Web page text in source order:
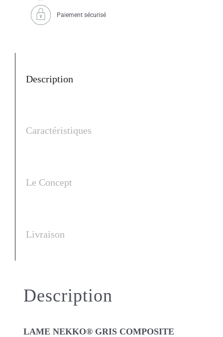
Paiement sécurisé
Description
Caractéristiques
Le Concept
Livraison
Description
LAME NEKKO® GRIS COMPOSITE